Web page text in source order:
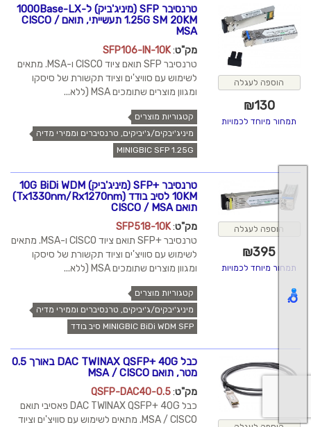
הוספה לעגלה
₪130
תמחור מיוחד לכמויות
טרנסיבר SFP (מיניג'ביק) ל-1000Base-LX
1.25G SM 20KM תעשייתי, תואם CISCO /
MSA
מק"ט:
SFP106-IN-10K
טרנסיבר SFP תואם ציוד CISCO ו-MSA. מתאים
לשימוש עם סוויצ'ים וציוד תקשורת של סיסקו
ומגוון מוצרים שתומכים MSA (ללא...
קטגוריות מוצרים
מיניג'יבקים/ג'יביקים, טרנסיברים וממירי מדיה
MINIGBIC SFP 1.25G
הוספה לעגלה
₪395
תמחור מיוחד לכמויות
טרנסיבר +SFP (מיניג'ביק) 10G BiDi WDM
10KM לסיב בודד (Tx1330nm/Rx1270nm)
תואם CISCO / MSA
מק"ט:
SFP518-10K
טרנסיבר +SFP תואם ציוד CISCO ו-MSA. מתאים
לשימוש עם סוויצ'ים וציוד תקשורת של סיסקו
ומגוון מוצרים שתומכים MSA (ללא...
קטגוריות מוצרים
מיניג'יבקים/ג'יביקים, טרנסיברים וממירי מדיה
MINIGBIC BiDi WDM SFP סיב בודד
כבל DAC TWINAX QSFP+ 40G באורך 0.5
מטר, תואם MSA / CISCO
מק"ט:
QSFP-DAC40-0.5
כבל DAC TWINAX QSFP+ 40G פאסיבי תואם
MSA / CISCO. מתאים לשימוש עם סוויצ'ים וציוד